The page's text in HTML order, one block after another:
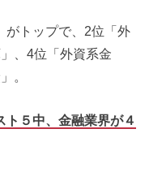
がトップで、2位「外
、4位「外資系金
。
５中、金融業界が４